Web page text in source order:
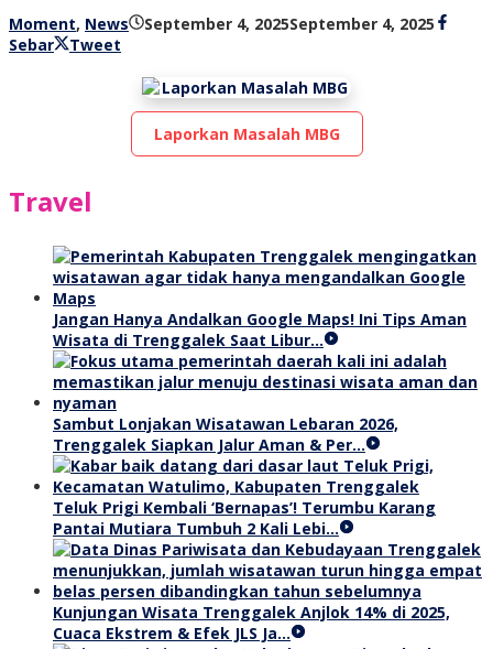
Moment, News September 4, 2025September 4, 2025 oleh
Sebar Tweet
Laporkan Masalah MBG
Travel
Jangan Hanya Andalkan Google Maps! Ini Tips Aman
Wisata di Trenggalek Saat Libur…
Sambut Lonjakan Wisatawan Lebaran 2026,
Trenggalek Siapkan Jalur Aman & Per…
Teluk Prigi Kembali ‘Bernapas’! Terumbu Karang
Pantai Mutiara Tumbuh 2 Kali Lebi…
Kunjungan Wisata Trenggalek Anjlok 14% di 2025,
Cuaca Ekstrem & Efek JLS Ja…